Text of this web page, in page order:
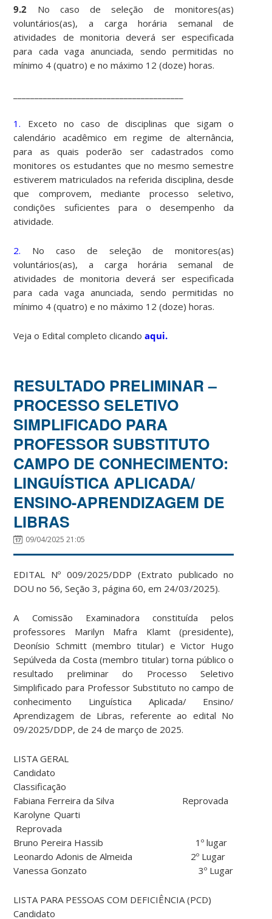
9.2 No caso de seleção de monitores(as)
voluntários(as), a carga horária semanal de
atividades de monitoria deverá ser especificada
para cada vaga anunciada, sendo permitidas no
mínimo 4 (quatro) e no máximo 12 (doze) horas.
1. Exceto no caso de disciplinas que sigam o
calendário acadêmico em regime de alternância,
para as quais poderão ser cadastrados como
monitores os estudantes que no mesmo semestre
estiverem matriculados na referida disciplina, desde
que comprovem, mediante processo seletivo,
condições suficientes para o desempenho da
atividade.
2. No caso de seleção de monitores(as)
voluntários(as), a carga horária semanal de
atividades de monitoria deverá ser especificada
para cada vaga anunciada, sendo permitidas no
mínimo 4 (quatro) e no máximo 12 (doze) horas.
Veja o Edital completo clicandoaqui.
RESULTADO PRELIMINAR –
PROCESSO SELETIVO
SIMPLIFICADO PARA
PROFESSOR SUBSTITUTO
CAMPO DE CONHECIMENTO:
LINGUÍSTICA APLICADA/
ENSINO-APRENDIZAGEM DE
LIBRAS
09/04/2025 21:05
EDITAL Nº 009/2025/DDP (Extrato publicado no
DOU no 56, Seção 3, página 60, em 24/03/2025).
A Comissão Examinadora constituída pelos
professores Marilyn Mafra Klamt (presidente),
Deonísio Schmitt (membro titular) e Victor Hugo
Sepúlveda da Costa (membro titular) torna público o
resultado preliminar do Processo Seletivo
Simplificado para Professor Substituto no campo de
conhecimento Linguística Aplicada/ Ensino/
Aprendizagem de Libras, referente ao edital No
09/2025/DDP, de 24 de março de 2025.
LISTA GERAL
Candidato
Classificação
Fabiana Ferreira da Silva Reprovada
Karolyne Quarti
Reprovada
Bruno Pereira Hassib 1º lugar
Leonardo Adonis de Almeida 2º Lugar
Vanessa Gonzato 3º Lugar
LISTA PARA PESSOAS COM DEFICIÊNCIA (PCD)
Candidato